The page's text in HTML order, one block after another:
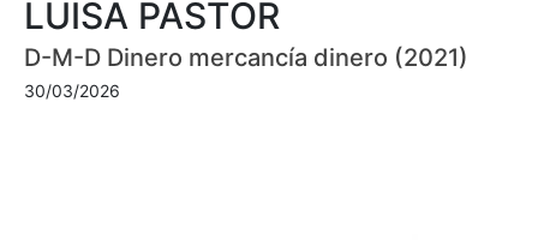
LUISA PASTOR
D-M-D Dinero mercancía dinero (2021)
30/03/2026